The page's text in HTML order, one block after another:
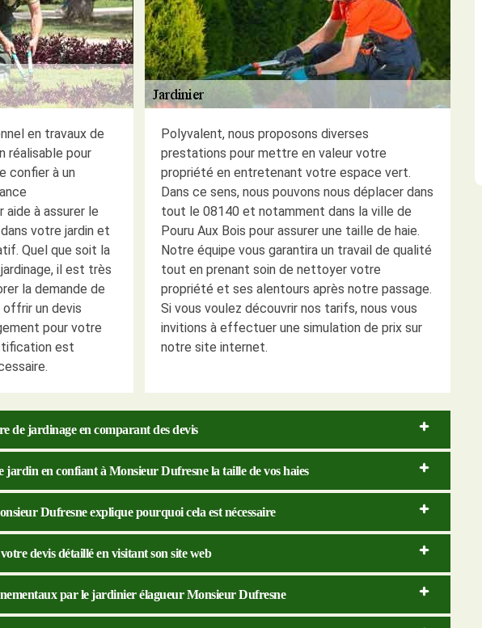
en travaux de
réalisable pour
confier à un
aide à assurer le
votre jardin et
Quel que soit la
il est très
la demande de
offrir un devis
pour votre
est
Polyvalent, nous proposons diverses
prestations pour mettre en valeur votre
propriété en entretenant votre espace vert.
Dans ce sens, nous pouvons nous déplacer dans
tout le 08140 et notamment dans la ville de
Pouru Aux Bois pour assurer une taille de haie.
Notre équipe vous garantira un travail de qualité
tout en prenant soin de nettoyer votre
propriété et ses alentours après notre passage.
Si vous voulez découvrir nos tarifs, nous vous
invitions à effectuer une simulation de prix sur
notre site internet.
de jardinage en comparant des devis
jardin en confiant à Monsieur Dufresne la taille de vos haies
Dufresne explique pourquoi cela est nécessaire
devis détaillé en visitant son site web
par le jardinier élagueur Monsieur Dufresne